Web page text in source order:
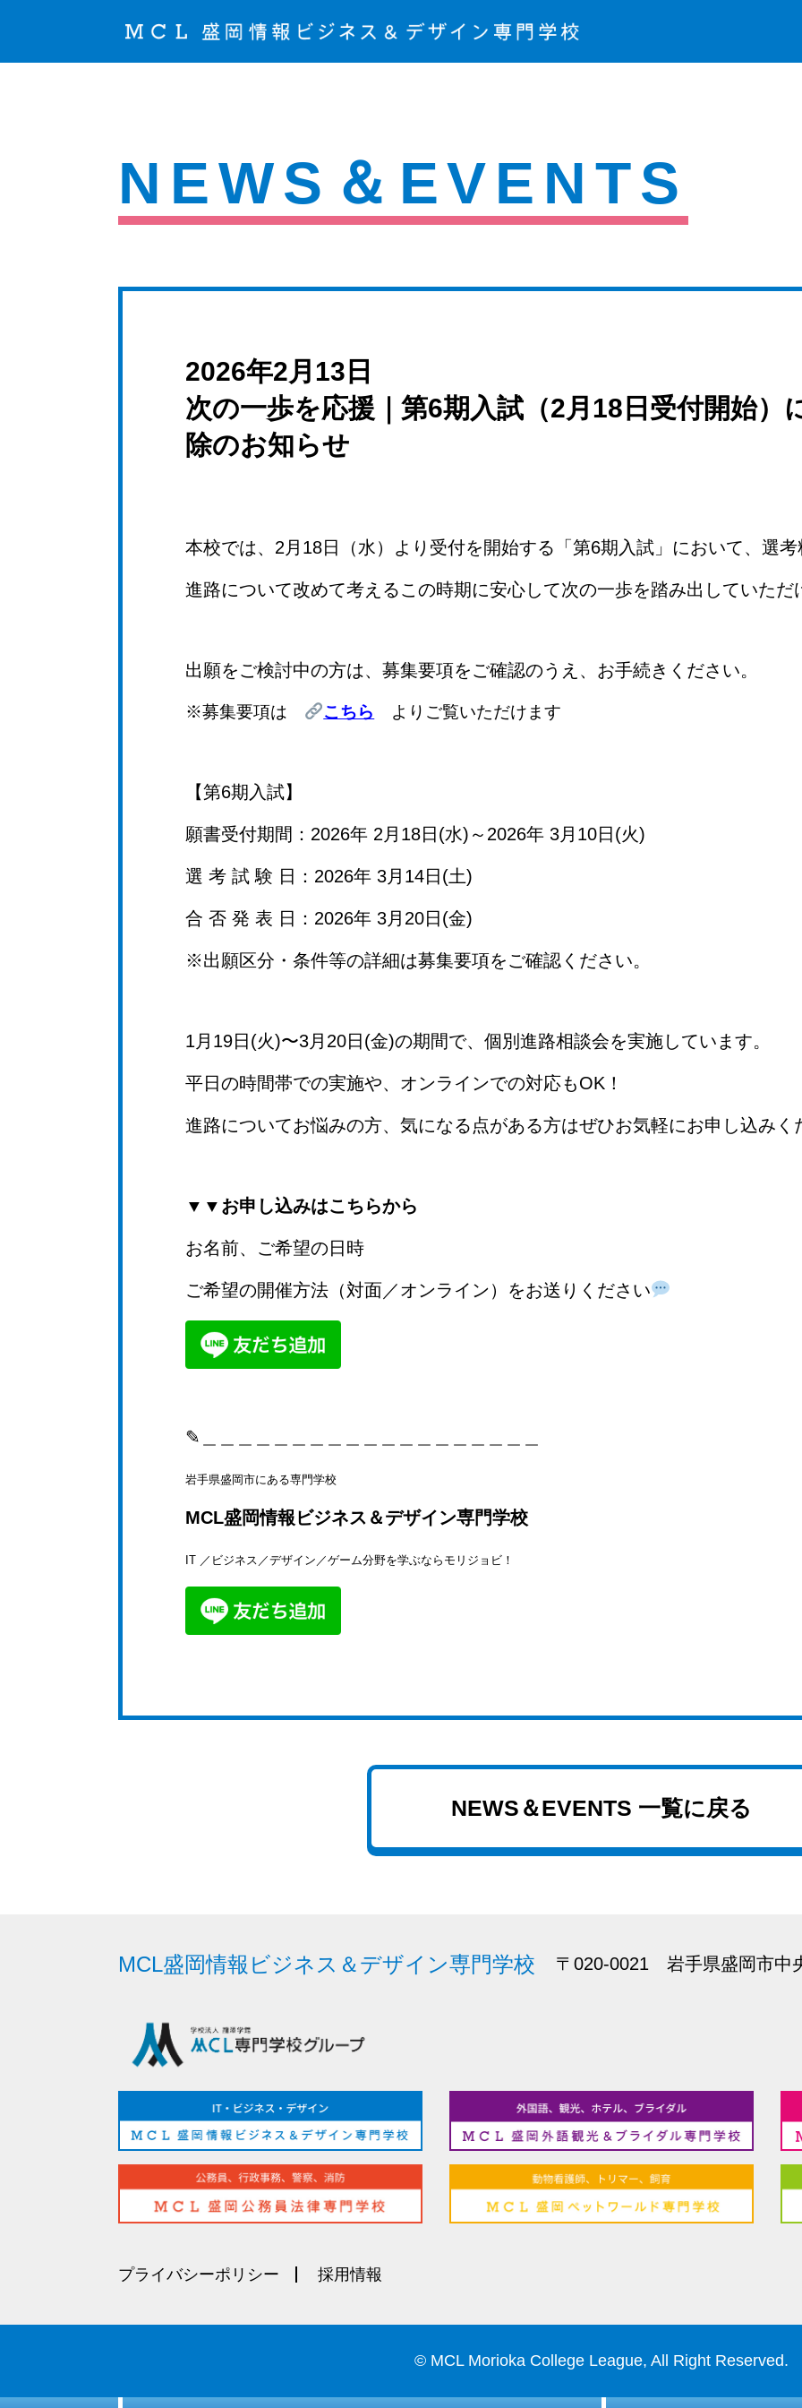
NEWS＆EVENTS
2026年2月13日
次の一歩を応援｜第6期入試（2月18日受付開始）
除のお知らせ
本校では、2月18日（水）より受付を開始する「第6期入試」において、選
進路について改めて考えるこの時期に安心して次の一歩を踏み出していた
出願をご検討中の方は、募集要項をご確認のうえ、お手続きください。
※募集要項は こちら よりご覧いただけます
【第6期入試】
願書受付期間：2026年 2月18日(水)～2026年 3月10日(火)
選 考 試 験 日：2026年 3月14日(土)
合 否 発 表 日：2026年 3月20日(金)
※出願区分・条件等の詳細は募集要項をご確認ください。
1月19日(火)〜3月20日(金)の期間で、個別進路相談会を実施しています。
平日の時間帯での実施や、オンラインでの対応もOK！
進路についてお悩みの方、気になる点がある方はぜひお気軽にお申し込みく
▼▼お申し込みはこちらから
お名前、ご希望の日時
ご希望の開催方法（対面／オンライン）をお送りください
✎＿＿＿＿＿＿＿＿＿＿＿＿＿＿＿＿＿＿＿
岩手県盛岡市にある専門学校
MCL盛岡情報ビジネス＆デザイン専門学校
IT ／ビジネス／デザイン／ゲーム分野を学ぶならモリジョビ！
NEWS＆EVENTS 一覧に戻る
MCL盛岡情報ビジネス＆デザイン専門学校 〒020-0021 岩手県盛岡市
プライバシーポリシー 採用情報
© MCL Morioka College League, All Right Reserved.